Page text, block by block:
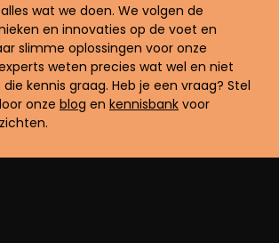
wat we doen. We volgen de
en innovaties op de voet en
slimme oplossingen voor onze
weten precies wat wel en niet
kennis graag. Heb je een vraag? Stel
onze blog en kennisbank voor